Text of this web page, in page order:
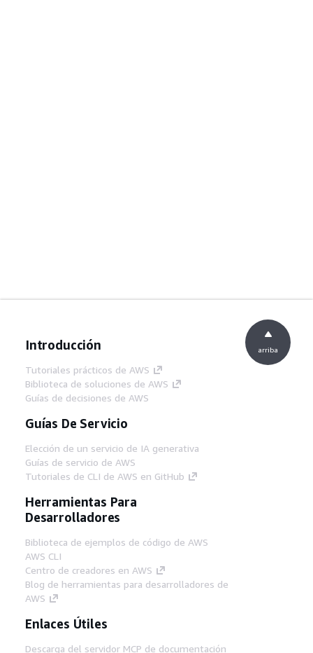
Introducción
Tutoriales prácticos de AWS
Biblioteca de soluciones de AWS
Guías de decisiones de AWS
Guías De Servicio
Elección de un servicio de IA generativa
Guías de servicio de AWS
Tutoriales de CLI de AWS en GitHub
Herramientas Para
Desarrolladores
Biblioteca de ejemplos de código de AWS
AWS CLI
Centro de creadores en AWS
Blog de herramientas para desarrolladores de
AWS
Enlaces Útiles
Descarga del servidor MCP de documentación
arriba